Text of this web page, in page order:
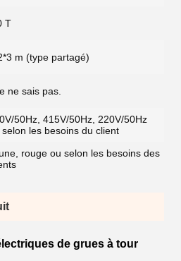
T
m (type partagé)
ne sais pas.
50Hz, 415V/50Hz, 220V/50Hz
selon les besoins du client
rouge ou selon les besoins des
de grues à tour